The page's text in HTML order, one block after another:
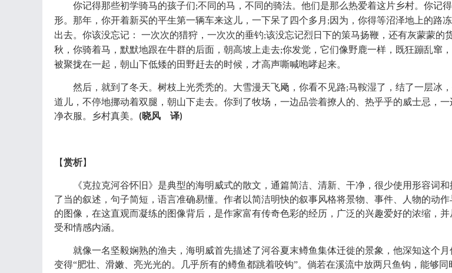
你记得那些初学骑马的孩子们;不同的马，不同的骑法。他们是那么热爱着这片乡村。你记
形。那年，你开着新买的平生第一辆车来这儿，一下呆了四个多月 ;因为，你得等沼泽地上的路
出去。你该没忘记： 一次次的猎狩，一次次的垂钓;该没忘记烈日下的策马扬鞭，还有灰蒙蒙的
秋，你骑着马，默默地跟在牛群的后面，朝高坡上走去;你发觉，它们像野鹿一样，既狂蹦乱窜
被聚拢在一起，朝山下低矮的田野赶去的时候，才高声嘶喊咆哮起来。
然后，就到了冬天。树枝上光秃秃的。大雪漫天飞飏，你看不见路;马鞍湿了，结了一层冰
道儿，不停地挪动着双腿，朝山下走去。你到了牧场，一边品尝着撩人的、热乎乎的威士忌，
净衣服。乡村真美。 (晓风 译)
【赏析】
《克拉克河谷怀旧》是典型的海明威式的散文，通篇简洁、清新、干净，很少使用形容词
了当的叙述，句子简短，语言准确易懂。作者以简洁明快的叙事风格将景物、事件、人物的动
的图像，在这直观而凝练的图像背后，是作家富有传奇色彩的经历，广泛的兴趣爱好的浓缩，
受和情感内涵。
就像一名坚毅娴熟的渔夫，海明威首先描述了河谷夏末鳟鱼集体迁徙的景象，他深知这个
变得“肥壮、滑嫩、亮光光的。几乎所有的鳟鱼都跳着咬钩”。倘若在溪流中放两只鱼钩，能够